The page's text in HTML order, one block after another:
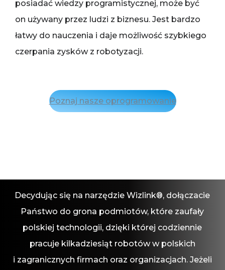
posiadać wiedzy programistycznej, może być
on używany przez ludzi z biznesu. Jest bardzo
łatwy do nauczenia i daje możliwość szybkiego
czerpania zysków z robotyzacji.
Poznaj nasze oprogramowanie
Decydując się na narzędzie Wizlink®, dołączacie
Państwo do grona podmiotów, które zaufały
polskiej technologii, dzięki której codziennie
pracuje kilkadziesiąt robotów w polskich
i zagranicznych firmach oraz organizacjach. Jeżeli